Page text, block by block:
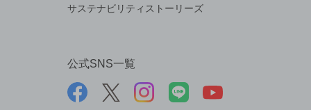
サステナビリティストーリーズ
公式SNS一覧